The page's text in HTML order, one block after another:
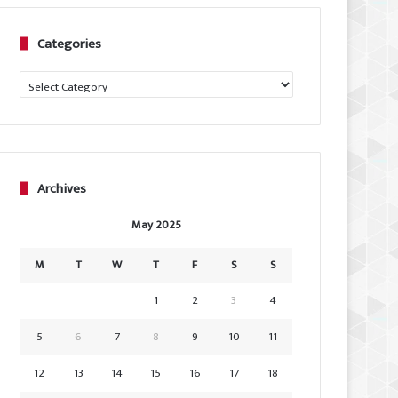
Categories
Categories
Archives
May 2025
M T W T F S
S
1
2 3
4
5
6 7 8 9 10
11
12
13 14 15 16 17 18